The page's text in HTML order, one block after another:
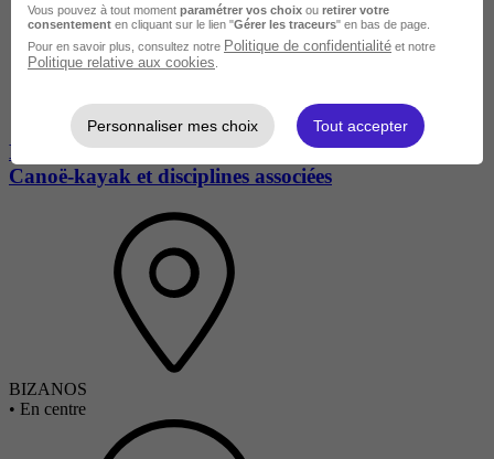
BPJEPS Spécialité Educateur sportif mention
Canoë-kayak et disciplines associées
BIZANOS
• En centre
Vous pouvez à tout moment paramétrer vos choix ou retirer votre
consentement en cliquant sur le lien "Gérer les traceurs" en bas de page.
Pour en savoir plus, consultez notre Politique de confidentialité et notre
Politique relative aux cookies
Personnaliser mes choix Tout accepter